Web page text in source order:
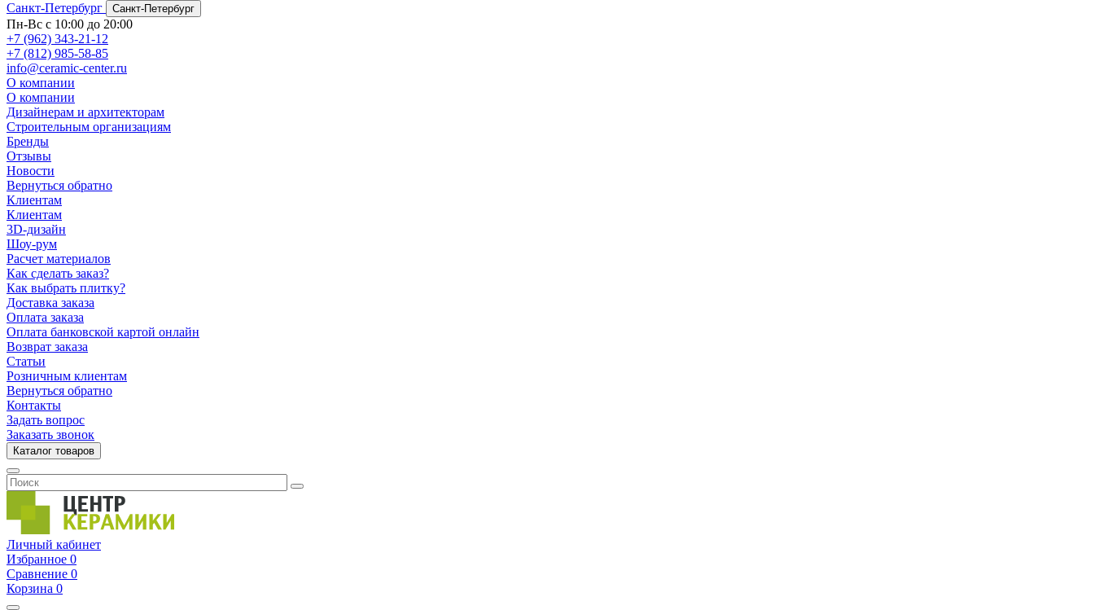
Санкт-Петербург
Санкт-Петербург
Пн-Вс с 10:00 до 20:00
+7 (962) 343-21-12
+7 (812) 985-58-85
info@ceramic-center.ru
О компании
О компании
Дизайнерам и архитекторам
Строительным организациям
Бренды
Отзывы
Новости
Вернуться обратно
Клиентам
Клиентам
3D-дизайн
Шоу-рум
Расчет материалов
Как сделать заказ?
Как выбрать плитку?
Доставка заказа
Оплата заказа
Оплата банковской картой онлайн
Возврат заказа
Статьи
Розничным клиентам
Вернуться обратно
Контакты
Задать вопрос
Заказать звонок
Каталог товаров
Личный кабинет
Избранное 0
Сравнение 0
Корзина 0